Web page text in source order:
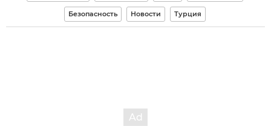
Безопасность Новости Турция